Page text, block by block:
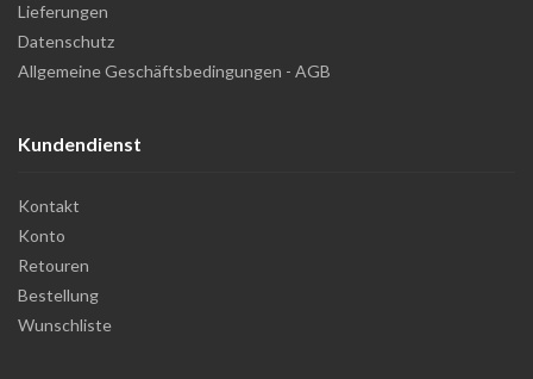
Lieferungen
Datenschutz
Allgemeine Geschäftsbedingungen - AGB
Kundendienst
Kontakt
Konto
Retouren
Bestellung
Wunschliste